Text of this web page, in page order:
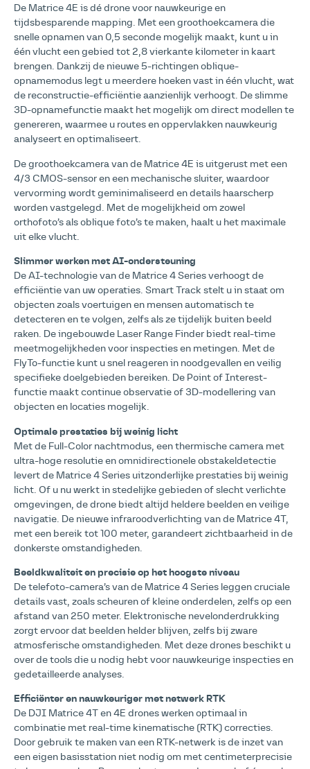
De Matrice 4E is dé drone voor nauwkeurige en
tijdsbesparende mapping. Met een groothoekcamera die
snelle opnamen van 0,5 seconde mogelijk maakt, kunt u in
één vlucht een gebied tot 2,8 vierkante kilometer in kaart
brengen. Dankzij de nieuwe 5-richtingen oblique-
opnamemodus legt u meerdere hoeken vast in één vlucht, wat
de reconstructie-efficiëntie aanzienlijk verhoogt. De slimme
3D-opnamefunctie maakt het mogelijk om direct modellen te
genereren, waarmee u routes en oppervlakken nauwkeurig
analyseert en optimaliseert.
De groothoekcamera van de Matrice 4E is uitgerust met een
4/3 CMOS-sensor en een mechanische sluiter, waardoor
vervorming wordt geminimaliseerd en details haarscherp
worden vastgelegd. Met de mogelijkheid om zowel
orthofoto’s als oblique foto’s te maken, haalt u het maximale
uit elke vlucht.
Slimmer werken met AI-ondersteuning
De AI-technologie van de Matrice 4 Series verhoogt de
efficiëntie van uw operaties. Smart Track stelt u in staat om
objecten zoals voertuigen en mensen automatisch te
detecteren en te volgen, zelfs als ze tijdelijk buiten beeld
raken. De ingebouwde Laser Range Finder biedt real-time
meetmogelijkheden voor inspecties en metingen. Met de
FlyTo-functie kunt u snel reageren in noodgevallen en veilig
specifieke doelgebieden bereiken. De Point of Interest-
functie maakt continue observatie of 3D-modellering van
objecten en locaties mogelijk.
Optimale prestaties bij weinig licht
Met de Full-Color nachtmodus, een thermische camera met
ultra-hoge resolutie en omnidirectionele obstakeldetectie
levert de Matrice 4 Series uitzonderlijke prestaties bij weinig
licht. Of u nu werkt in stedelijke gebieden of slecht verlichte
omgevingen, de drone biedt altijd heldere beelden en veilige
navigatie. De nieuwe infraroodverlichting van de Matrice 4T,
met een bereik tot 100 meter, garandeert zichtbaarheid in de
donkerste omstandigheden.
Beeldkwaliteit en precisie op het hoogste niveau
De telefoto-camera’s van de Matrice 4 Series leggen cruciale
details vast, zoals scheuren of kleine onderdelen, zelfs op een
afstand van 250 meter. Elektronische nevelonderdrukking
zorgt ervoor dat beelden helder blijven, zelfs bij zware
atmosferische omstandigheden. Met deze drones beschikt u
over de tools die u nodig hebt voor nauwkeurige inspecties en
gedetailleerde analyses.
Efficiënter en nauwkeuriger met netwerk RTK
De DJI Matrice 4T en 4E drones werken optimaal in
combinatie met real-time kinematische (RTK) correcties.
Door gebruik te maken van een RTK-netwerk is de inzet van
een eigen basisstation niet nodig om met centimeterprecisie